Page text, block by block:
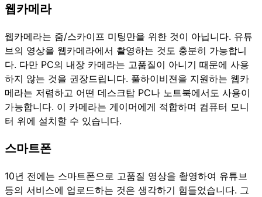
웹카메라
웹카메라는 줌/스카이프 미팅만을 위한 것이 아닙니다. 유튜
브의 영상을 웹카메라에서 촬영하는 것도 충분히 가능합니
다. 다만 PC의 내장 카메라는 고품질이 아니기 때문에 사용
하지 않는 것을 권장드립니다. 풀하이비젼을 지원하는 웹카
메라는 저렴하고 어떤 데스크탑 PC나 노트북에서도 사용이
가능합니다. 이 카메라는 게이머에게 적합하며 컴퓨터 모니
터 위에 설치할 수 있습니다.
스마트폰
10년 전에는 스마트폰으로 고품질 영상을 촬영하여 유튜브
등의 서비스에 업로드하는 것은 생각하기 힘들었습니다. 그